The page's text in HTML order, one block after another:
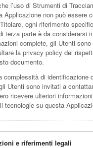
l’uso di Strumenti di
Applicazione non può essere
ogni riferimento
terza parte è da considerarsi
complete, gli Utenti
la privacy policy dei
documento.
complessità di identificazione
Utenti sono invitati a
ricevere ulteriori
tecnologie su questa
e riferimenti legali